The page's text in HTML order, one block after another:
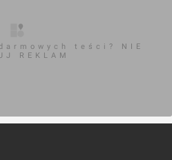
teści? NIE
REKLAM